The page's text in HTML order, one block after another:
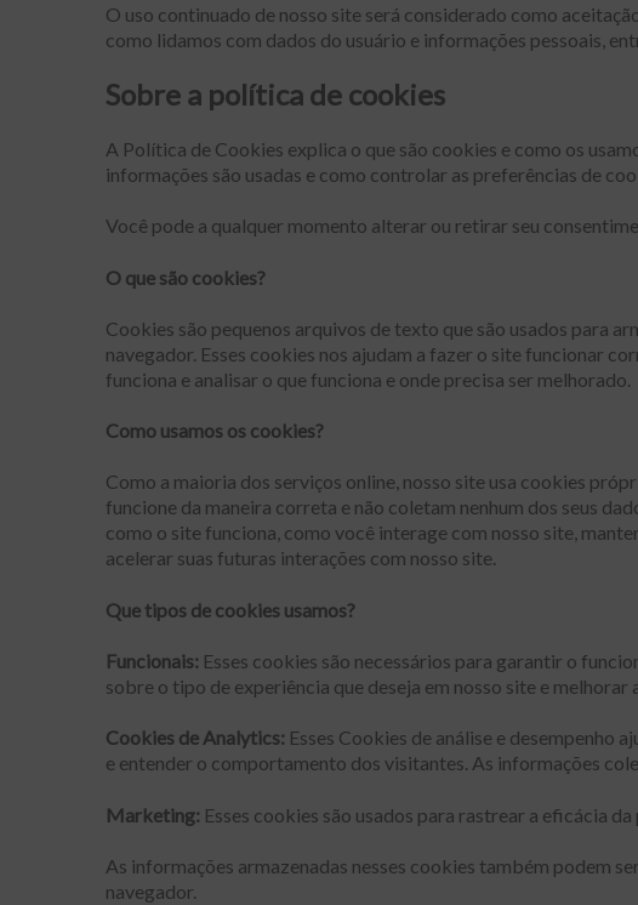
O uso continuado de nosso site será considerado como
como lidamos com dados do usuário e informações pessoais,
Sobre a política de cookies
A Política de Cookies explica o que são cookies e como os
informações são usadas e como controlar as preferências de
Você pode a qualquer momento alterar ou retirar seu
O que são cookies?
Cookies são pequenos arquivos de texto que são usados ​​para
navegador. Esses cookies nos ajudam a fazer o site funcionar
funciona e analisar o que funciona e onde precisa ser melhorado.
Como usamos os cookies?
Como a maioria dos serviços online, nosso site usa cookies
funcione da maneira correta e não coletam nenhum dos seus
como o site funciona, como você interage com nosso site,
acelerar suas futuras interações com nosso site.
Que tipos de cookies usamos?
Funcionais: Esses cookies são necessários para garantir o
sobre o tipo de experiência que deseja em nosso site e
Cookies de Analytics: Esses Cookies de análise e desempenho
e entender o comportamento dos visitantes. As informações
Marketing: Esses cookies são usados para rastrear a eficácia
As informações armazenadas nesses cookies também podem
navegador.